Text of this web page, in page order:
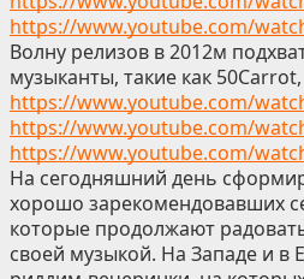
https://www.youtube.com/
Волну релизов в 2012м
музыканты, такие как
https://www.youtube.com/
https://www.youtube.com/
https://www.youtube.com/
На сегодняшний день
хорошо зарекомендовавших
которые продолжают
своей музыкой. На Западе и в